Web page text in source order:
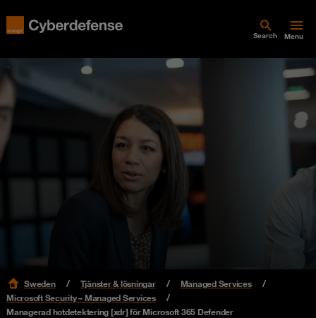
Search Menu
Sweden Tjänster & lösningar
Managed Services
Microsoft Security – Managed Services
Managerad hotdetektering [xdr] för Microsoft 365 Defender